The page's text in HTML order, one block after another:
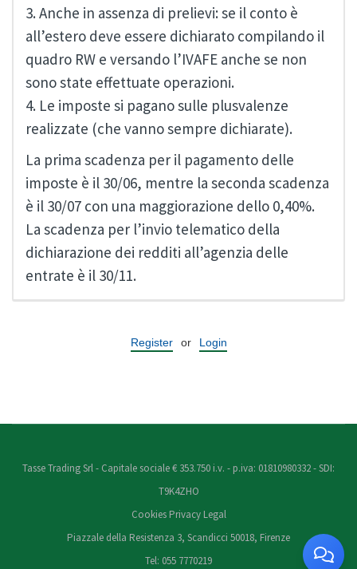
3. Anche in assenza di prelievi: se il conto è
all’estero deve essere dichiarato compilando il
quadro RW e versando l’IVAFE anche se non
sono state effettuate operazioni.
4. Le imposte si pagano sulle plusvalenze
realizzate (che vanno sempre dichiarate).
La prima scadenza per il pagamento delle
imposte è il 30/06, mentre la seconda scadenza
è il 30/07 con una maggiorazione dello 0,40%.
La scadenza per l’invio telematico della
dichiarazione dei redditi all’agenzia delle
entrate è il 30/11.
Register or Login
Tasse Trading Srl - Capitale sociale € 353.750 i.v. - p.iva: 01810980332 - SDI:
T9K4ZHO
Cookies Privacy Legal
Piazzale della Resistenza 3, Scandicci 50018, Firenze
Tel: 055 7770219